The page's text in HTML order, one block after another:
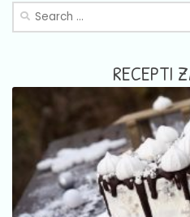
Search
RECEPTI